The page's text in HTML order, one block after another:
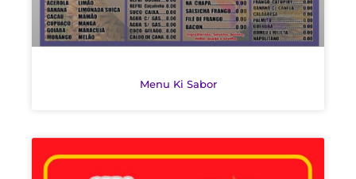
Menu Ki Sabor